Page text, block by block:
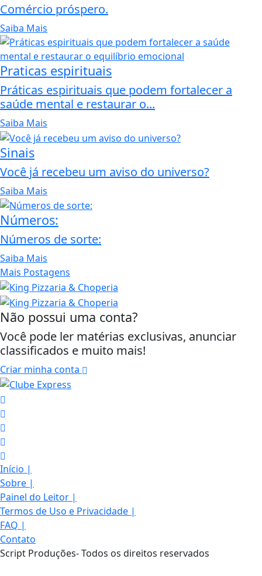
Comércio próspero.
Saiba Mais
Praticas espirituais
Práticas espirituais que podem fortalecer a
saúde mental e restaurar o...
Saiba Mais
Sinais
Você já recebeu um aviso do universo?
Saiba Mais
Números:
Números de sorte:
Saiba Mais
Mais Postagens
Não possui uma conta?
Você pode ler matérias exclusivas, anunciar
classificados e muito mais!
Criar minha conta
Início |
Sobre |
Painel do Leitor |
Termos de Uso e Privacidade |
FAQ |
Contato
Script Produções- Todos os direitos reservados